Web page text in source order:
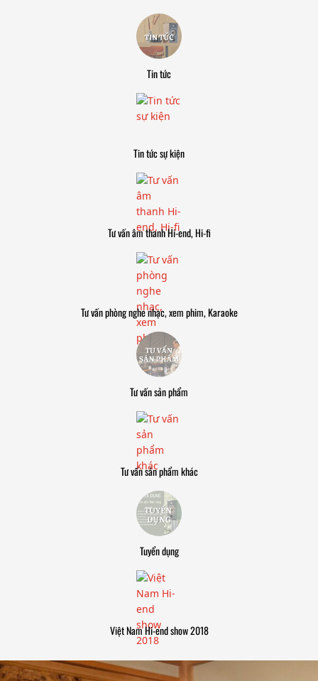
Tin tức
Tin tức sự kiện
Tư vấn âm thanh Hi-end, Hi-fi
Tư vấn phòng nghe nhạc, xem phim, Karaoke
Tư vấn sản phẩm
Tư vấn sản phẩm khác
Tuyển dụng
Việt Nam Hi-end show 2018